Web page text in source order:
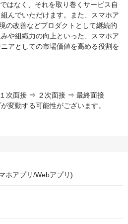
はなく、それを取り巻くサービス自
んでいただけます。また、スマホア
の改善などプロダクトとして継続的
や組織力の向上といった、スマホア
アとしての市場価値を高める役割を
次面接 ⇒ ２次面接 ⇒ 最終面接
変動する可能性がございます。
ホアプリ/Webアプリ)